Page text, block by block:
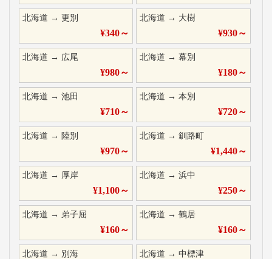
北海道 → 更別
¥340～
北海道 → 大樹
¥930～
北海道 → 広尾
¥980～
北海道 →幕別
¥180～
北海道 → 池田
¥710～
北海道 →本別
¥720～
北海道 → 陸別
¥970～
北海道 →釧路町
¥1,440～
北海道 → 厚岸
¥1,100～
北海道 →浜中
¥250～
北海道 → 弟子屈
¥160～
北海道 →鶴居
¥160～
北海道 → 別海 北海道 →中標津